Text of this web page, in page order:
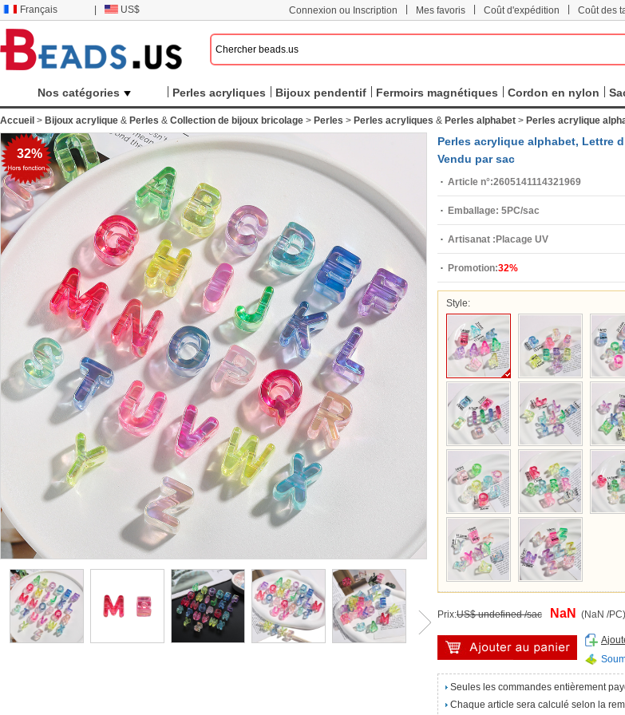
Français US$ Connexion ou Inscription Mes favoris Coût d'expédition Coût des
Nos catégories Perles acryliques Bijoux pendentif Fermoirs magnétiques Cordon en nylon
Accueil > Bijoux acrylique & Perles & Collection de bijoux bricolage > Perles > Perles acryliques & Perles alphabet > Perles acrylique
32%
Perles acrylique alphabet, Lettre
Vendu par sac
Article n°:2605141114321969
Emballage: 5PC/sac
Artisanat : Placage UV
Promotion:32%
Style:
Prix:US$ undefined /sac NaN (NaN /PC)
Seules les commandes entièrement
Chaque article sera calculé selon la